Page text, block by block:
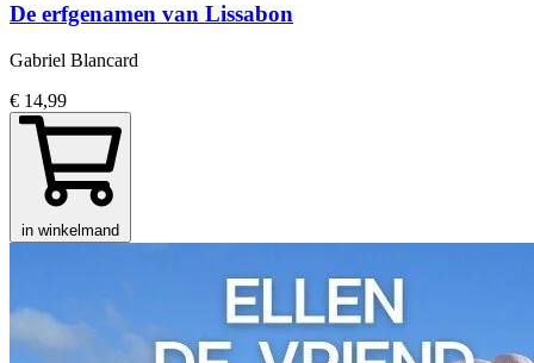
De erfgenamen van Lissabon
Gabriel Blancard
€ 14,99
in winkelmand